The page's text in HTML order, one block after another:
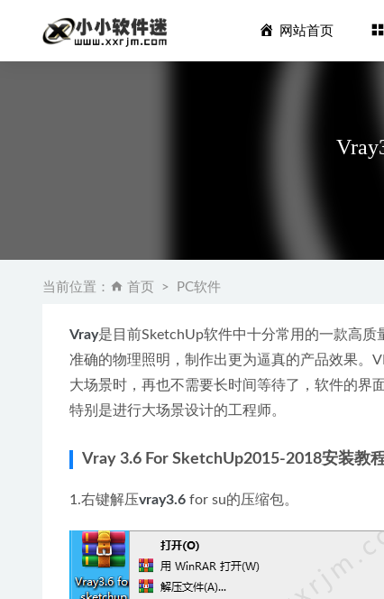
网站首页
当前位置： 首页 PC软件
Vray是目前SketchUp软件中十分常用的一款高
准确的物理照明，制作出更为逼真的产品效果。
大场景时，再也不需要长时间等待了，软件的界
特别是进行大场景设计的工程师。
Vray 3.6 For SketchUp2015-2018安装教程
1.右键解压vray3.6 for su的压缩包。
免费